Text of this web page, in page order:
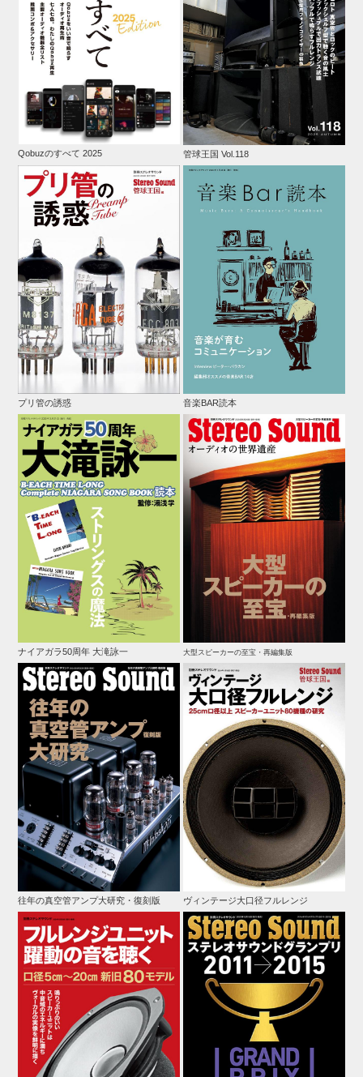
Qobuzのすべて 2025 管球王国 Vol.118
プリ管の誘惑 音楽BAR読本
ナイアガラ50周年 大滝詠一 大型スピーカーの至宝・再編集版
往年の真空管アンプ大研究・復刻版 ヴィンテージ大口径フルレンジ